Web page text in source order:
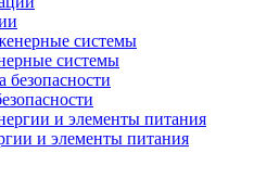
системы
и элементы питания